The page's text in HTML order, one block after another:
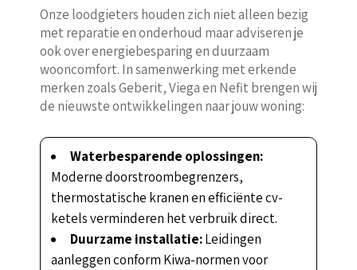
Onze loodgieters houden zich niet alleen bezig
met reparatie en onderhoud maar adviseren je
ook over energiebesparing en duurzaam
wooncomfort. In samenwerking met erkende
merken zoals Geberit, Viega en Nefit brengen wij
de nieuwste ontwikkelingen naar jouw woning:
Waterbesparende oplossingen:
Moderne doorstroombegrenzers,
thermostatische kranen en efficiënte cv-
ketels verminderen het verbruik direct.
Duurzame installatie:Leidingen
aanleggen conform Kiwa-normen voor